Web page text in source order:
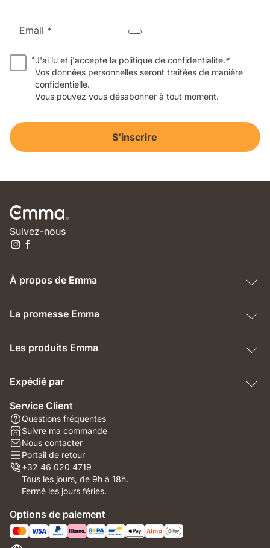
Email *
*J'ai lu et j'accepte la politique de confidentialité.*
Vos données personnelles seront traitées de manière
confidentielle.
Vous pouvez vous désabonner à tout moment.
S'inscrire
Suivez-nous
À propos de Emma
La promesse Emma
Les produits Emma
Expédié par
Service Client
Questions fréquentes
Suivre ma commande
Nous contacter
Portail de retour
+32 46 020 4719
Tous les jours, de 9h à 18h.
Fermé les jours fériés.
Options de paiement